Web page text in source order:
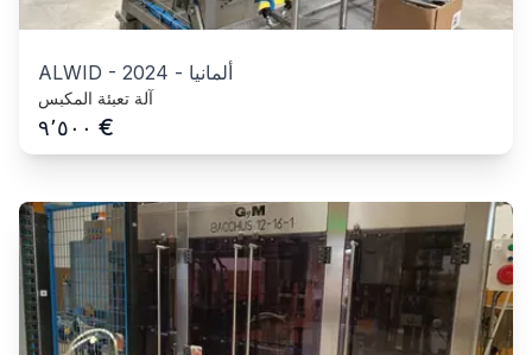
ALWID - 2024 - ألمانيا
آلة تعبئة المكبس
٩٬٥٠٠ €